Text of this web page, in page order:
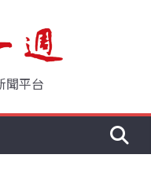
聞平台